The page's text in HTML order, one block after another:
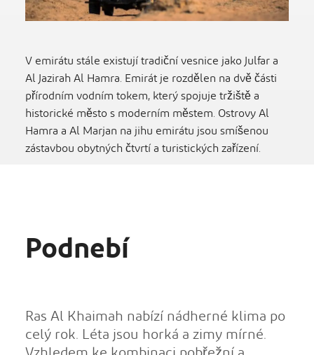
V emirátu stále existují tradiční vesnice jako Julfar a
Al Jazirah Al Hamra. Emirát je rozdělen na dvě části
přírodním vodním tokem, který spojuje tržiště a
historické město s moderním městem. Ostrovy Al
Hamra a Al Marjan na jihu emirátu jsou smíšenou
zástavbou obytných čtvrtí a turistických zařízení.
Podnebí
Ras Al Khaimah nabízí nádherné klima po
celý rok. Léta jsou horká a zimy mírné.